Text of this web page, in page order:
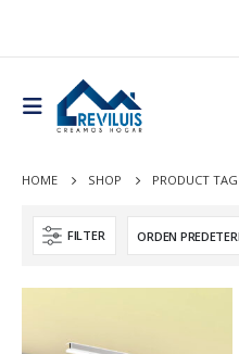
HOME SHOP PRODUCT
FILTER